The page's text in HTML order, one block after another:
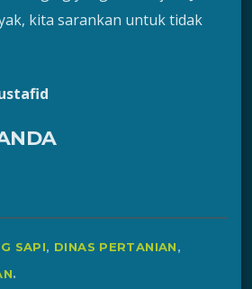
kita sarankan untuk tidak
SAPI, DINAS PERTANIAN,
.